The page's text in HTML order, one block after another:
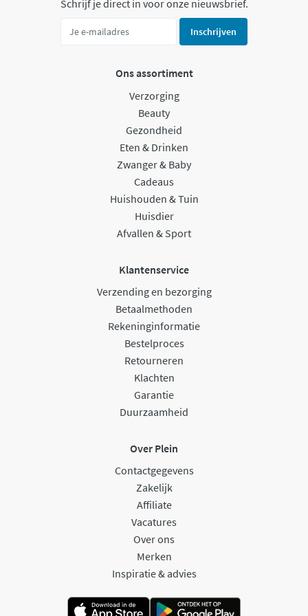
Schrijf je direct in voor onze nieuwsbrief.
Inschrijven
Ons assortiment
Verzorging
Beauty
Gezondheid
Eten & Drinken
Zwanger & Baby
Cadeaus
Huishouden & Tuin
Huisdier
Afvallen & Sport
Klantenservice
Verzending en bezorging
Betaalmethoden
Rekeninginformatie
Bestelproces
Retourneren
Klachten
Garantie
Duurzaamheid
Over Plein
Contactgegevens
Zakelijk
Affiliate
Vacatures
Over ons
Merken
Inspiratie & advies